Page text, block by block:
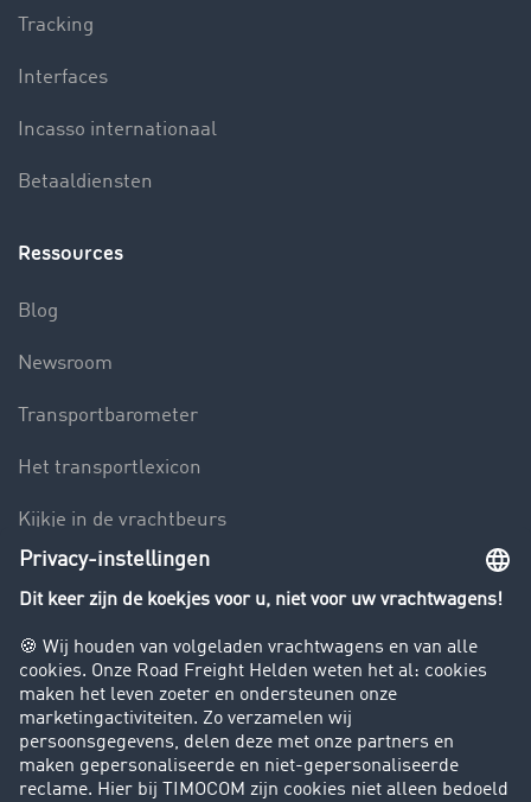
Tracking
Interfaces
Incasso internationaal
Betaaldiensten
Ressources
Blog
Newsroom
Transportbarometer
Het transportlexicon
Kijkje in de vrachtbeurs
Rijverbod voor vrachtwagens
Bedrijf
Success Stories
Klanten werven klanten